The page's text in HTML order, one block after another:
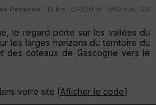
Pédestre · 13 km · D+220 m · 402 vus · 29
le regard porte sur les vallées du
les larges horizons du territoire du
des coteaux de Gascogne vers le
votre site [Afficher le code]